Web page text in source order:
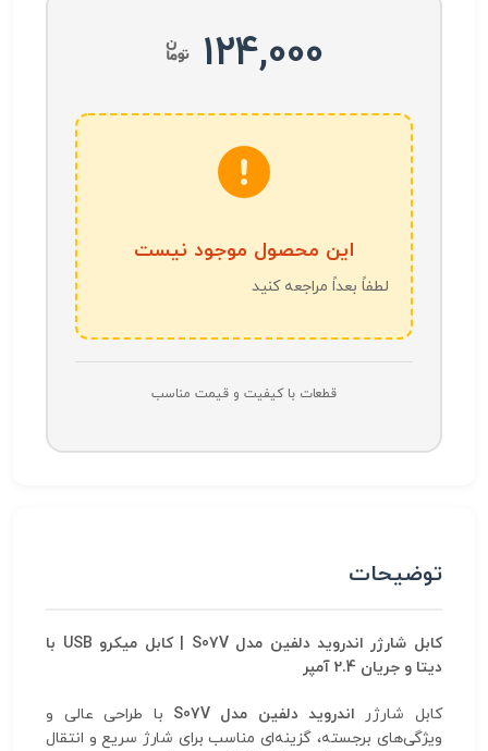
124,000
این محصول موجود نیست
لطفاً بعداً مراجعه کنید
قطعات با کیفیت و قیمت مناسب
توضیحات
کابل شارژر اندروید دلفین مدل S07V | کابل میکرو USB با
دیتا و جریان 2.4 آمپر
کابل شارژر اندروید دلفین مدل S07V
با طراحی عالی و
ویژگی‌های برجسته، گزینه‌ای مناسب برای شارژ سریع و انتقال